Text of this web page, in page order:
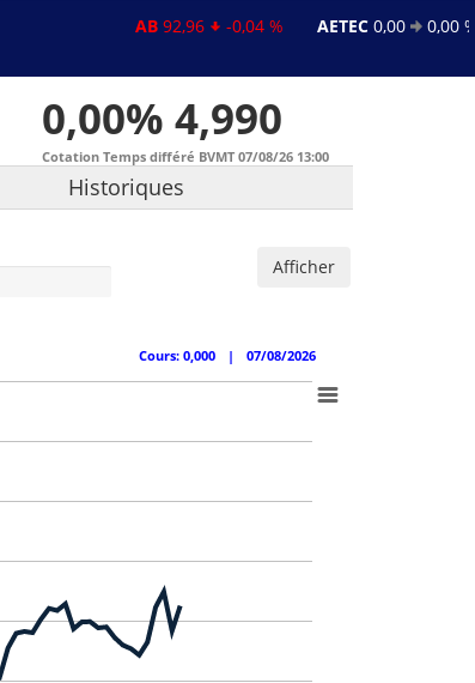
92,96 -0,04 % AETEC 0,00 0,00 %
0,00% 4,990
Cotation Temps différé BVMT 07/08/26 13:00
Historiques
Afficher
Cours: 0,000 | 07/08/2026